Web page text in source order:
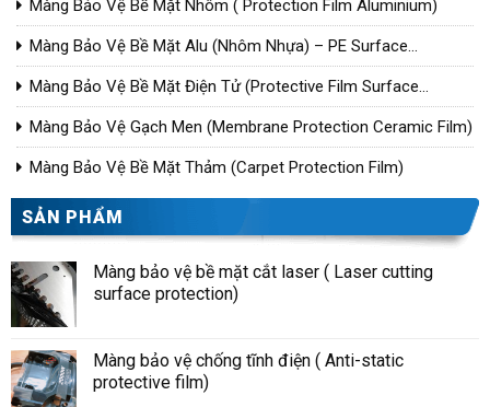
Màng Bảo Vệ Bề Mặt Nhôm ( Protection Film Aluminium)
Màng Bảo Vệ Bề Mặt Alu (Nhôm Nhựa) – PE Surface
Protective Film For Aluminium Composite Panel
Màng Bảo Vệ Bề Mặt Điện Tử (Protective Film Surface
Electronic)
Màng Bảo Vệ Gạch Men (Membrane Protection Ceramic Film)
Màng Bảo Vệ Bề Mặt Thảm (Carpet Protection Film)
SẢN PHẨM
Màng bảo vệ bề mặt cắt laser ( Laser cutting
surface protection)
Màng bảo vệ chống tĩnh điện ( Anti-static
protective film)